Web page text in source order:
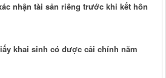
nhận tài sản riêng trước khi kết hôn
khai sinh có được cải chính năm